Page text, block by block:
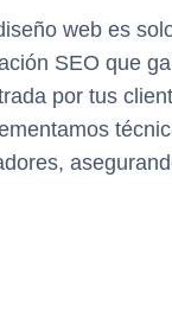
web es
SEO que
por tus